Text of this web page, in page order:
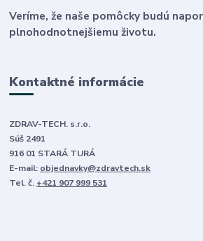
Veríme, že naše pomôcky budú
plnohodnotnejšiemu životu.
Kontaktné informácie
ZDRAV-TECH. s.r.o.
Súš 2491
916 01 STARÁ TURÁ
E-mail: objednavky@zdravtech.sk
Tel. č. +421 907 999 531